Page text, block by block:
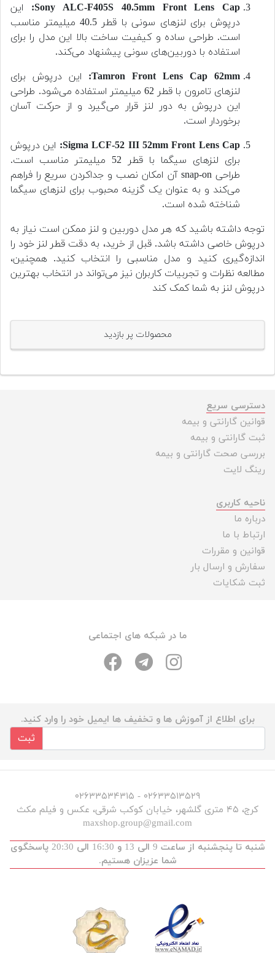
Sony ALC-F405S 40.5mm Front Lens Cap:
این
درپوش برای لنزهای سونی با قطر 40.5 میلیمتر مناسب
است. طراحی ساده و کیفیت ساخت بالا این مدل را برای
استفاده با دوربین‌های سونی پیشنهاد می‌کند.
Tamron Front Lens Cap 62mm:
این درپوش برای
لنزهای تامرون با قطر 62 میلیمتر استفاده می‌شود. طراحی
این درپوش به دور لنز قرار می‌گیرد و از حرکت آسان
برخوردار است.
Sigma LCF-52 III 52mm Front Lens Cap: این درپوش
برای لنزهای سیگما با قطر 52 میلیمتر مناسب است.
طراحی snap-on آن امکان نصب و جداکردن سریع را فراهم
می‌کند و به عنوان یک گزینه محبوب برای لنزهای سیگما
شناخته شده است.
توجه داشته باشید که هر مدل دوربین و لنز ممکن است نیاز به
درپوش خاصی داشته باشد. قبل از خرید، به دقت قطر لنز خود را
اندازه‌گیری کنید و مدل مناسبی را انتخاب کنید. همچنین،
مطالعه نظرات و تجربیات کاربران نیز می‌تواند در انتخاب بهترین
درپوش لنز به شما کمک کند
محصولات پر بازدید
دسترسی سریع
قوانین گارانتی و بیمه
ثبت گارانتی و بیمه
بررسی صحت گارانتی و بیمه
رینگ لایت
ناحیه کاربری
درباره ما
ارتباط با ما
قوانین و مقررات
سفارش و ارسال بار
ثبت شکایات
ما در شبکه های اجتماعی
برای اطلاع از آموزش ها و تخفیف ها ایمیل خود را وارد کنید.
ثبت
۰۲۶۳۳۵۱۳۵۲۹ - ۰۲۶۳۳۵۳۴۳۱۵
کرج، ۴۵ متری گلشهر، خیابان کوکب شرقی، عکس و فیلم مکث
maxshop.group@gmail.com
شنبه تا پنجشنبه از ساعت 9 الی 13 و 16:30 الی 20:30 پاسخگوی
شما عزیزان هستیم.